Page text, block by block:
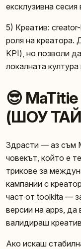
ексклузивна
5) Креатив:
роля на креатора.
KPI), но позволи
локалната култура
😎
(ШОУ
Здрасти — аз съм
човекът, който е
трикове за
кампании с
част от toolkita —
версии на apps, да
валидираш
Ако искаш